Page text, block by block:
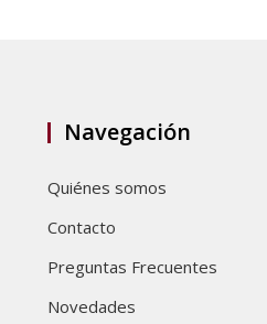
Navegación
Quiénes somos
Contacto
Preguntas Frecuentes
Novedades